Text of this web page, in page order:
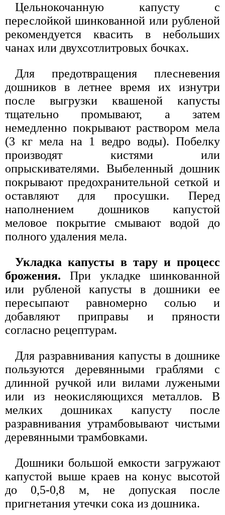
Цельнокочанную капусту с
переслойкой шинкованной или рубленой
рекомендуется квасить в небольших
чанах или двухсотлитровых бочках.
Для предотвращения плесневения
дошников в летнее время их изнутри
после выгрузки квашеной капусты
тщательно промывают, а затем
немедленно покрывают раствором мела
(3 кг мела на 1 ведро воды). Побелку
производят кистями или
опрыскивателями. Выбеленный дошник
покрывают предохранительной сеткой и
оставляют для просушки. Перед
наполнением дошников капустой
меловое покрытие смывают водой до
полного удаления мела.
Укладка капусты в тару и процесс
брожения. При укладке шинкованной
или рубленой капусты в дошники ее
пересыпают равномерно солью и
добавляют приправы и пряности
согласно рецептурам.
Для разравнивания капусты в дошнике
пользуются деревянными граблями с
длинной ручкой или вилами лужеными
или из неокисляющихся металлов. В
мелких дошниках капусту после
разравнивания утрамбовывают чистыми
деревянными трамбовками.
Дошники большой емкости загружают
капустой выше краев на конус высотой
до 0,5-0,8 м, не допуская после
пригнетания утечки сока из дошника.